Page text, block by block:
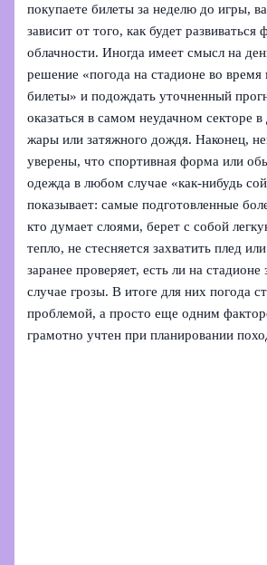
покупаете билеты за неделю до игры,
зависит от того, как будет развиваться
облачности. Иногда имеет смысл на
решение «погода на стадионе во время
билеты» и подождать уточненный
оказаться в самом неудачном секторе
жары или затяжного дождя. Наконец,
уверены, что спортивная форма или
одежда в любом случае «как-нибудь
показывает: самые подготовленные
кто думает слоями, берет с собой
тепло, не стесняется захватить плед
заранее проверяет, есть ли на
случае грозы. В итоге для них погода
проблемой, а просто еще одним
грамотно учтен при планировании